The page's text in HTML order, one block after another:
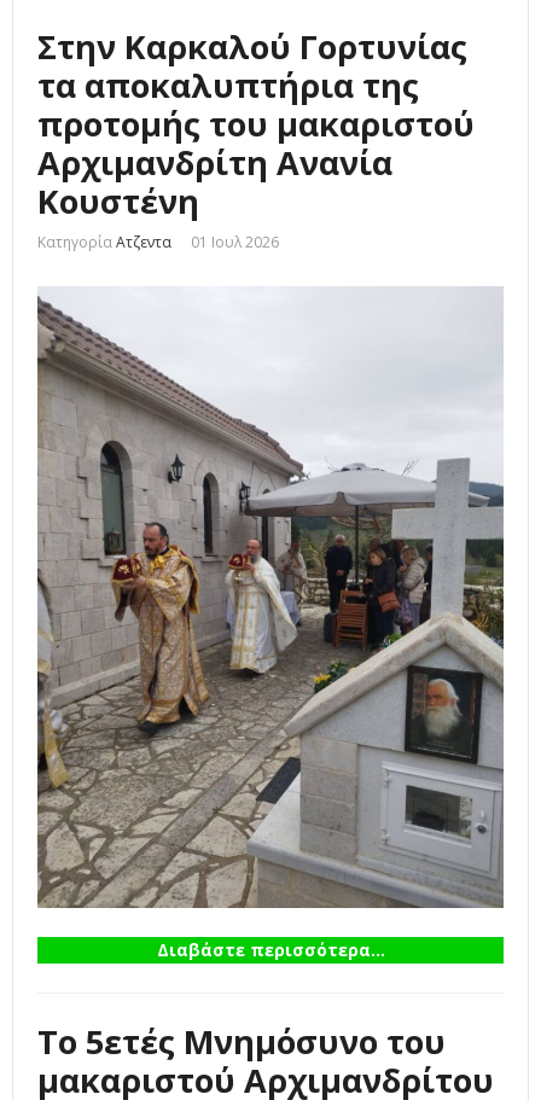
Στην Καρκαλού Γορτυνίας
τα αποκαλυπτήρια της
προτομής του μακαριστού
Αρχιμανδρίτη Ανανία
Κουστένη
ΚατηγορίαΑτζεντα 01 Ιουλ 2026
Διαβάστε περισσότερα...
Το 5ετές Μνημόσυνο του
μακαριστού Αρχιμανδρίτου